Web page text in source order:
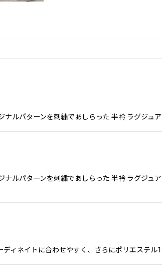
パターンを刺繍であしらった 半衿 ラグジュア
パターンを刺繍であしらった 半衿 ラグジュ
ィネイトに合わせやすく、さらにポリエステ